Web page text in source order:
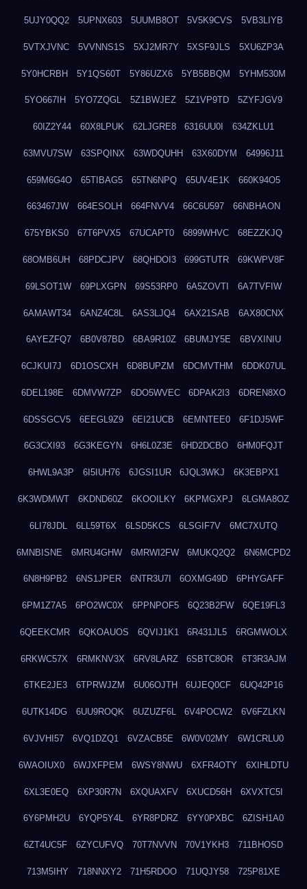
5UJY0QQ2 5UPNX603 5UUMB8OT 5V5K9CVS 5VB3LIYB
5VTXJVNC 5VVNNS1S 5XJ2MR7Y 5XSF9JLS 5XU6ZP3A
5Y0HCRBH 5Y1QS60T 5Y86UZX6 5YB5BBQM 5YHM530M
5YO667IH 5YO7ZQGL 5Z1BWJEZ 5Z1VP9TD 5ZYFJGV9
60IZ2Y44 60X8LPUK 62LJGRE8 6316UU0I 634ZKLU1
63MVU7SW 63SPQINX 63WDQUHH 63X60DYM 64996J11
659M6G4O 65TIBAG5 65TN6NPQ 65UV4E1K 660K94O5
663467JW 664ESOLH 664FNVV4 66C6U597 66NBHAON
675YBKS0 67T6PVX5 67UCAPT0 6899WHVC 68EZZKJQ
68OMB6UH 68PDCJPV 68QHDOI3 699GTUTR 69KWPV8F
69LSOT1W 69PLXGPN 69S53RP0 6A5ZOVTI 6A7TVFIW
6AMAWT34 6ANZ4C8L 6AS3LJQ4 6AX21SAB 6AX80CNX
6AYEZFQ7 6B0V87BD 6BA9R10Z 6BUMJY5E 6BVXINIU
6CJKUI7J 6D1OSCXH 6D8BUPZM 6DCMVTHM 6DDK07UL
6DEL198E 6DMVW7ZP 6DO5WVEC 6DPAK2I3 6DREN8XO
6DSSGCV5 6EEGL9Z9 6EI21UCB 6EMNTEE0 6F1DJ5WF
6G3CXI93 6G3KEGYN 6H6L0Z3E 6HD2DCBO 6HM0FQJT
6HWL9A3P 6I5IUH76 6JGSI1UR 6JQL3WKJ 6K3EBPX1
6K3WDMWT 6KDND60Z 6KOOILKY 6KPMGXPJ 6LGMA8OZ
6LI78JDL 6LL59T6X 6LSD5KCS 6LSGIF7V 6MC7XUTQ
6MNBISNE 6MRU4GHW 6MRWI2FW 6MUKQ2Q2 6N6MCPD2
6N8H9PB2 6NS1JPER 6NTR3U7I 6OXMG49D 6PHYGAFF
6PM1Z7A5 6PO2WC0X 6PPNPOF5 6Q23B2FW 6QE19FL3
6QEEKCMR 6QKOAUOS 6QVIJ1K1 6R431JL5 6RGMWOLX
6RKWC57X 6RMKNV3X 6RV8LARZ 6SBTC8OR 6T3R3AJM
6TKE2JE3 6TPRWJZM 6U06OJTH 6UJEQ0CF 6UQ42P16
6UTK14DG 6UU9ROQK 6UZUZF6L 6V4POCW2 6V6FZLKN
6VJVHI57 6VQ1DZQ1 6VZACB5E 6W0V02MY 6W1CRLU0
6WAOIUX0 6WJXFPEM 6WSY8NWU 6XFR4OTY 6XIHLDTU
6XL3E0EQ 6XP30R7N 6XQUAXFV 6XUCD56H 6XVXTC5I
6Y6PMH2U 6YQP5Y4L 6YR8PDRZ 6YY0PXBC 6ZISH1A0
6ZT4UC5F 6ZYCUFVQ 70T7NVVN 70V1YKH3 711BHOSD
713M5IHY 718NNXY2 71H5RDOO 71UQJY58 725P81XE